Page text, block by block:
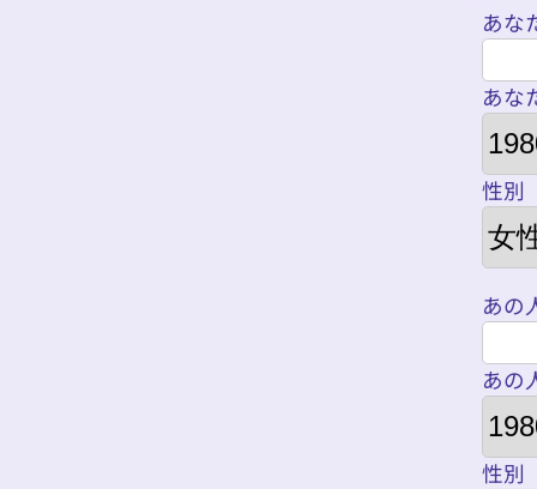
あな
あな
性別
あの
あの
性別